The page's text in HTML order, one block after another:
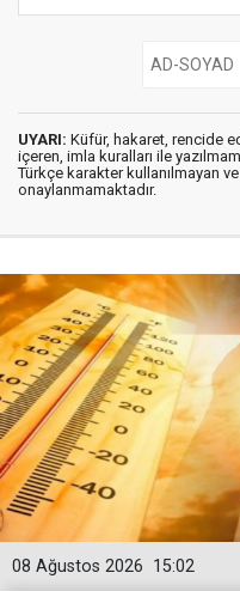
UYARI: Küfür, hakaret, rencide
içeren, imla kuralları ile
Türkçe karakter kullanılmayan
onaylanmamaktadır.
15:02
08 Ağustos 2026